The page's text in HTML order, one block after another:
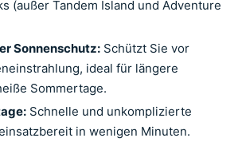
(außer Tandem Island und Adventure
Sonnenschutz: Schützt Sie vor
ideal für längere
Sommertage.
Schnelle und unkomplizierte
in wenigen Minuten.